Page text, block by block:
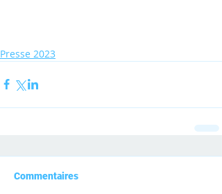
Presse 2023
Commentaires